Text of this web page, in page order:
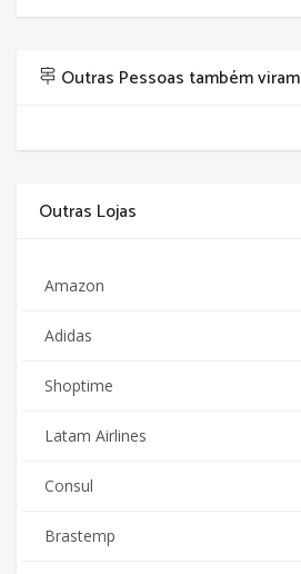
Outras Pessoas também viram
Outras Lojas
Amazon
Adidas
Shoptime
Latam Airlines
Consul
Brastemp